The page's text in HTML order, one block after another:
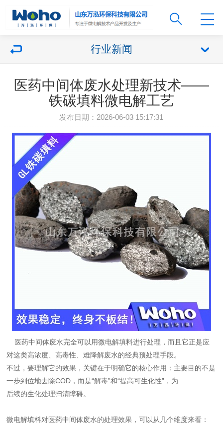
行业新闻
医药中间体废水处理新技术——
铁碳填料微电解工艺
发布日期：2026-06-03 15:17:31
医药中间体废水完全可以用微电解填料进行处理，而且它正是应
对这类高浓度、高毒性、难降解废水的经典预处理手段。
不过，要理解它的效果，关键在于明确它的核心作用：‌主要目的不是
一步到位地去除COD，而是“解毒”和“提高可生化性”‌，为
后续的生化处理扫清障碍。
微电解填料对医药中间体废水的处理效果，可以从几个维度来看：